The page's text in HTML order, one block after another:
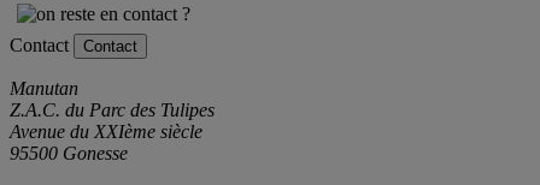
Contact Contact
Manutan
Z.A.C. du Parc des Tulipes
Avenue du XXIème siècle
95500 Gonesse